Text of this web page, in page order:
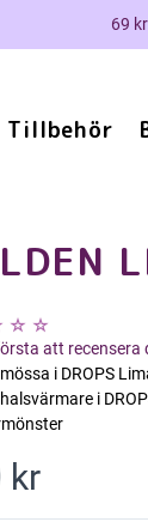
69
Tillbehör
att recensera
i DROPS
i
kr